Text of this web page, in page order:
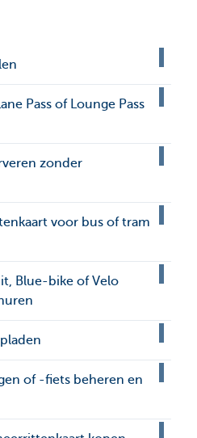
Pass of Lounge Pass
zonder
voor bus of tram
Blue-bike of Velo
of -fiets beheren en